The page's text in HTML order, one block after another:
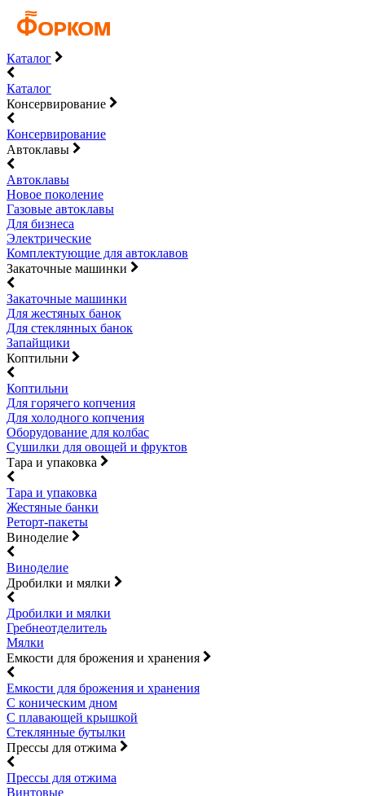
Каталог
Каталог
Консервирование
Консервирование
Автоклавы
Автоклавы
Новое поколение
Газовые автоклавы
Для бизнеса
Электрические
Комплектующие для автоклавов
Закаточные машинки
Закаточные машинки
Для жестяных банок
Для стеклянных банок
Запайщики
Коптильни
Коптильни
Для горячего копчения
Для холодного копчения
Оборудование для колбас
Сушилки для овощей и фруктов
Тара и упаковка
Тара и упаковка
Жестяные банки
Реторт-пакеты
Виноделие
Виноделие
Дробилки и мялки
Дробилки и мялки
Гребнеотделитель
Мялки
Емкости для брожения и хранения
Емкости для брожения и хранения
С коническим дном
С плавающей крышкой
Стеклянные бутылки
Прессы для отжима
Прессы для отжима
Винтовые